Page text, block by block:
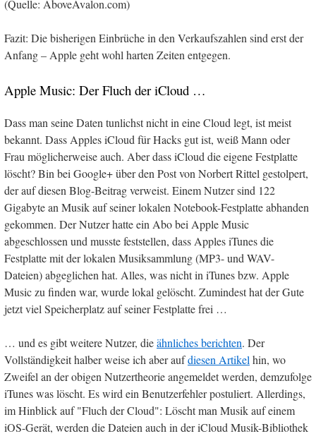
(Quelle: AboveAvalon.com)
Fazit: Die bisherigen Einbrüche in den Verkaufszahlen sind erst der
Anfang – Apple geht wohl harten Zeiten entgegen.
Apple Music: Der Fluch der iCloud …
Dass man seine Daten tunlichst nicht in eine Cloud legt, ist meist
bekannt. Dass Apples iCloud für Hacks gut ist, weiß Mann oder
Frau möglicherweise auch. Aber dass iCloud die eigene Festplatte
löscht? Bin bei Google+ über den Post von Norbert Rittel gestolpert,
der auf diesen Blog-Beitrag verweist. Einem Nutzer sind 122
Gigabyte an Musik auf seiner lokalen Notebook-Festplatte abhanden
gekommen. Der Nutzer hatte ein Abo bei Apple Music
abgeschlossen und musste feststellen, dass Apples iTunes die
Festplatte mit der lokalen Musiksammlung (MP3- und WAV-
Dateien) abgeglichen hat. Alles, was nicht in iTunes bzw. Apple
Music zu finden war, wurde lokal gelöscht. Zumindest hat der Gute
jetzt viel Speicherplatz auf seiner Festplatte frei …
… und es gibt weitere Nutzer, dieähnliches berichten. Der
Vollständigkeit halber weise ich aber aufdiesen Artikelhin, wo
Zweifel an der obigen Nutzertheorie angemeldet werden, demzufolge
iTunes was löscht. Es wird ein Benutzerfehler postuliert. Allerdings,
im Hinblick auf "Fluch der Cloud": Löscht man Musik auf einem
iOS-Gerät, werden die Dateien auch in der iCloud Musik-Bibliothek